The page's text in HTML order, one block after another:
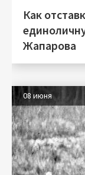
Как
Жапарова
08 июня